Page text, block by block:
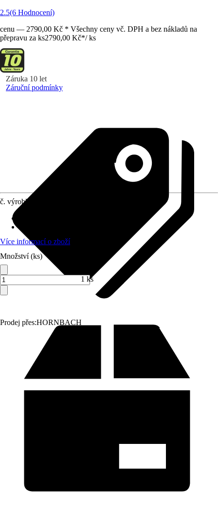
2.5(6 Hodnocení)
cenu — 2790,00 Kč * Všechny ceny vč. DPH a bez nákladů na
přepravu za ks2790,00 Kč*/ ks
Záruka 10 let
Záruční podmínky
Prodej přes:HORNBACH
č. výrobku
Více informací o zboží
Množství (ks)
1 ks